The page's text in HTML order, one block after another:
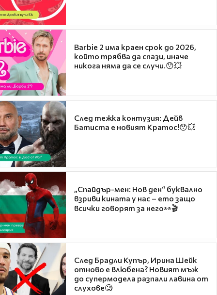
Barbie 2 има краен срок до 2026,
който трябва да спази, иначе
никога няма да се случи.😯💥
След тежка контузия: Дейв
Батиста е новият Кратос!😯💥
„Спайдър-мен: Нов ден“ буквално
взриви кината у нас – ето защо
всички говорят за него👀🎬
След Брадли Купър, Ирина Шейк
отново е влюбена? Новият мъж
до супермодела разпали лавина от
слухове🧐